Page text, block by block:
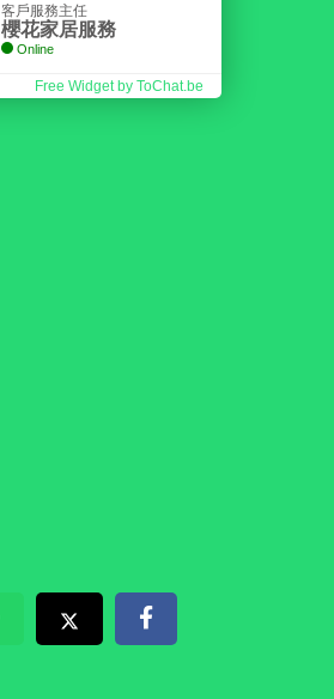
客戶服務主任
櫻花家居服務
Online
Free Widget by ToChat.be